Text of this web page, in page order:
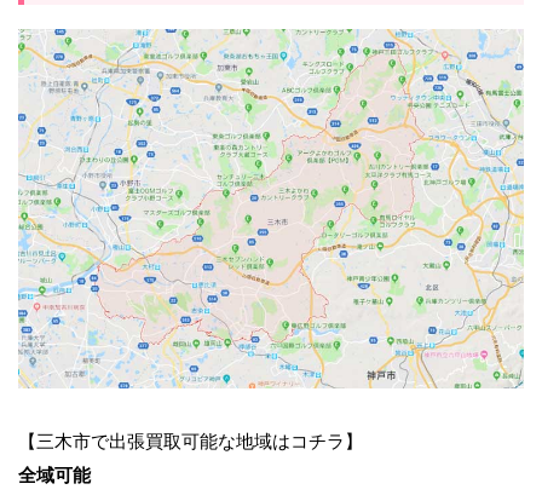
【三木市で出張買取可能な地域はコチラ】
全域可能